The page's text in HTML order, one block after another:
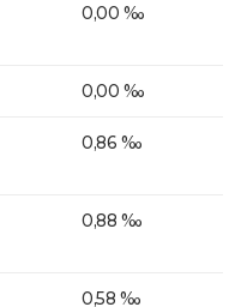
0,00 ‰
0,00 ‰
0,86 ‰
0,88 ‰
0,58 ‰